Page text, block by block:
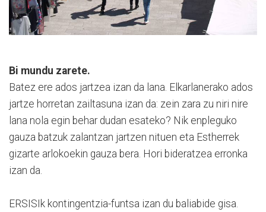
Bi mundu zarete.
Batez ere ados jartzea izan da lana. Elkarlanerako ados
jartze horretan zailtasuna izan da: zein zara zu niri nire
lana nola egin behar dudan esateko? Nik enpleguko
gauza batzuk zalantzan jartzen nituen eta Estherrek
gizarte arlokoekin gauza bera. Hori bideratzea erronka
izan da.
ERSISIk kontingentzia-funtsa izan du baliabide gisa.